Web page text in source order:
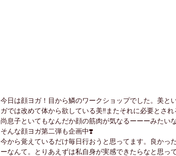
今日は顔ヨガ！目から鱗のワークショップでした。美と
ガでは改めて体から欲している美‼️またそれに必要とさ
尚息子といてもなんだか顔の筋肉が気なるーーーみたい
そんな顔ヨガ第二弾も企画中❣️
今から覚えているだけ毎日行おうと思ってます。良かっ
ーなんて。とりあえずは私自身が実感できたらなと思